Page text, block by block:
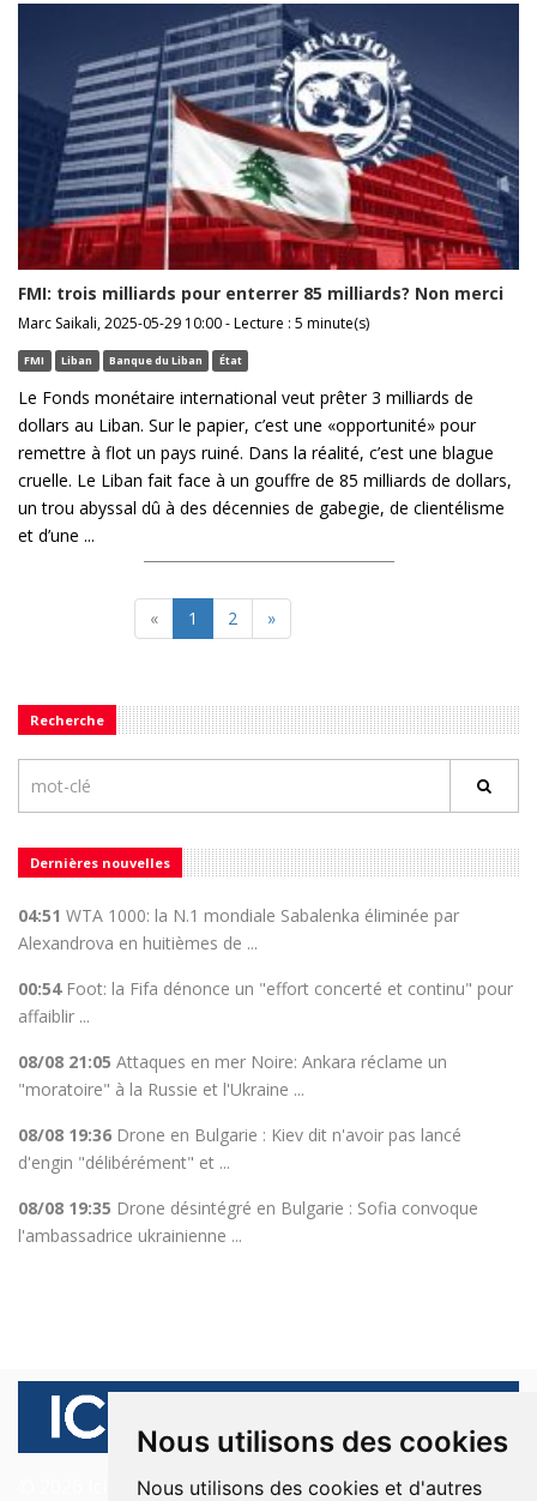
Nous utilisons des cookies
Nous utilisons des cookies et d'autres
FMI: trois milliards pour enterrer 85 milliards? Non merci
Marc Saikali, 2025-05-29 10:00 - Lecture : 5 minute(s)
FMI Liban Banque du Liban État
Le Fonds monétaire international veut prêter 3 milliards de
dollars au Liban. Sur le papier, c’est une «opportunité» pour
remettre à flot un pays ruiné. Dans la réalité, c’est une blague
cruelle. Le Liban fait face à un gouffre de 85 milliards de dollars,
un trou abyssal dû à des décennies de gabegie, de clientélisme
et d’une ...
« 1 2 »
Recherche
Dernières nouvelles
04:51 WTA 1000: la N.1 mondiale Sabalenka éliminée par
Alexandrova en huitièmes de ...
00:54 Foot: la Fifa dénonce un "effort concerté et continu" pour
affaiblir ...
08/08 21:05 Attaques en mer Noire: Ankara réclame un
"moratoire" à la Russie et l'Ukraine ...
08/08 19:36 Drone en Bulgarie : Kiev dit n'avoir pas lancé
d'engin "délibérément" et ...
08/08 19:35 Drone désintégré en Bulgarie : Sofia convoque
l'ambassadrice ukrainienne ...
© 2026 Ici Beyrouth. Tous les droits sont réservés.